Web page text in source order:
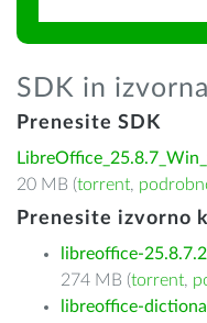
SDK in
Prenesite SDK
20 MB (torrent,
Prenesite izvorno
libreoffice-
274 MB (torrent,
libreoffice-